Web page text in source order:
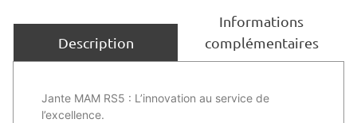
Description
Informations
complémentaires
Jante MAM RS5 : L’innovation au service de
l’excellence.